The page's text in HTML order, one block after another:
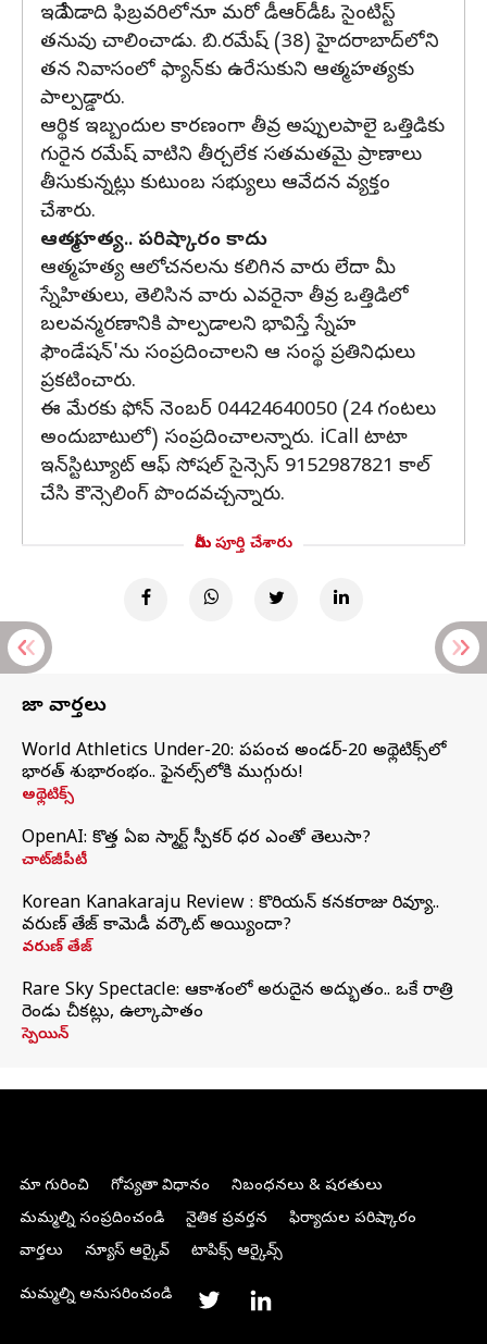
ఇదే ఏడాది ఫిబ్రవరిలోనూ మరో డీఆర్‌డీఓ సైంటిస్ట్‌
తనువు చాలించాడు. బి.రమేష్‌ (38) హైదరాబాద్‌లోని
తన నివాసంలో ఫ్యాన్‌కు ఉరేసుకుని ఆత్మహత్యకు
పాల్పడ్డారు.
ఆర్థిక ఇబ్బందుల కారణంగా తీవ్ర అప్పులపాలై ఒత్తిడికు
గురైన రమేష్‌ వాటిని తీర్చలేక సతమతమై ప్రాణాలు
తీసుకున్నట్లు కుటుంబ సభ్యులు ఆవేదన వ్యక్తం
చేశారు.
ఆత్మహత్య.. పరిష్కారం కాదు
ఆత్మహత్య ఆలోచనలను కలిగిన వారు లేదా మీ
స్నేహితులు, తెలిసిన వారు ఎవరైనా తీవ్ర ఒత్తిడిలో
బలవన్మరణానికి పాల్పడాలని భావిస్తే స్నేహ
ఫౌండేషన్'ను సంప్రదించాలని ఆ సంస్థ ప్రతినిధులు
ప్రకటించారు.
ఈ మేరకు ఫోన్‌ నెంబర్‌ 04424640050 (24 గంటలు
అందుబాటులో) సంప్రదించాలన్నారు. iCall టాటా
ఇన్‌స్టిట్యూట్ ఆఫ్ సోషల్ సైన్సెస్ 9152987821 కాల్‌
చేసి కౌన్సెలింగ్‌ పొందవచ్చన్నారు.
మీరు పూర్తి చేశారు
తాజా వార్తలు
World Athletics Under-20: ప్రపంచ అండర్-20 అథ్లెటిక్స్‌లో
భారత్‌ శుభారంభం.. ఫైనల్స్‌లోకి ముగ్గురు!
అథ్లెటిక్స్
OpenAI: కొత్త ఏఐ స్మార్ట్ స్పీకర్ ధర ఎంతో తెలుసా?
చాట్‌జీపీటీ
Korean Kanakaraju Review : కొరియన్ కనకరాజు రివ్యూ..
వరుణ్ తేజ్ కామెడీ వర్కౌట్ అయ్యిందా?
వరుణ్ తేజ్
Rare Sky Spectacle: ఆకాశంలో అరుదైన అద్భుతం.. ఒకే రాత్రి
రెండు చీకట్లు, ఉల్కాపాతం
స్పెయిన్
మా గురించి గోప్యతా విధానం
నిబంధనలు & షరతులు
మమ్మల్ని సంప్రదించండి
నైతిక ప్రవర్తన
ఫిర్యాదుల పరిష్కారం
వార్తలు
న్యూస్ ఆర్కైవ్ టాపిక్స్ ఆర్కైవ్స్
మమ్మల్ని అనుసరించండి